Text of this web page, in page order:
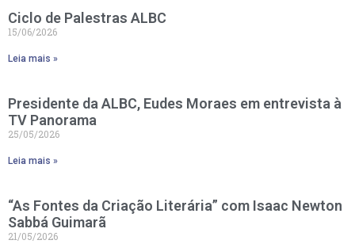
Ciclo de Palestras ALBC
15/06/2026
Leia mais »
Presidente da ALBC, Eudes Moraes em entrevista à
TV Panorama
25/05/2026
Leia mais »
“As Fontes da Criação Literária” com Isaac Newton
Sabbá Guimarã
21/05/2026